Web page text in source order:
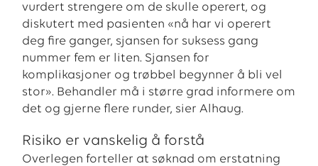
vurdert strengere om de skulle operert, og
diskutert med pasienten «nå har vi operert
deg fire ganger, sjansen for suksess gang
nummer fem er liten. Sjansen for
komplikasjoner og trøbbel begynner å bli vel
stor». Behandler må i større grad informere om
det og gjerne flere runder, sier Alhaug.
Risiko er vanskelig å forstå
Overlegen forteller at søknad om erstatning